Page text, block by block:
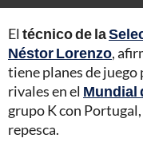
El técnico de la
Néstor Lorenzo,
tiene planes de juego
rivales en el Mundial
grupo K con
repesca.